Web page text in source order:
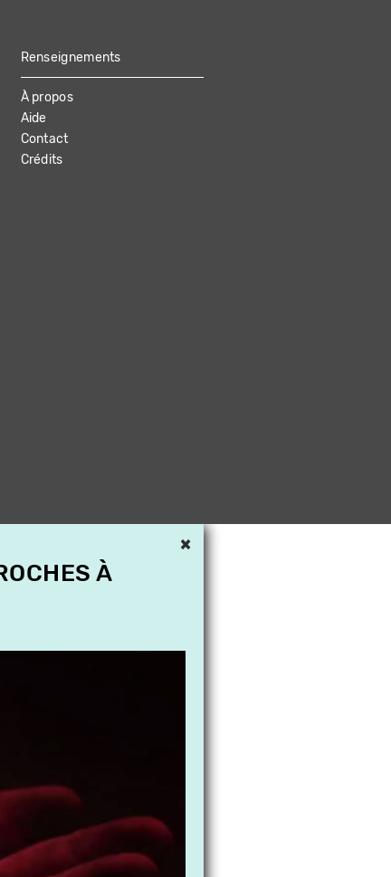
Renseignements
À propos
Aide
Contact
Crédits
×
À